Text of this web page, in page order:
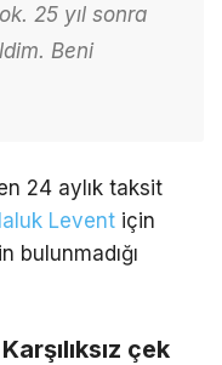
25 yıl sonra
Beni
24 aylık taksit
Levent için
bulunmadığı
çek